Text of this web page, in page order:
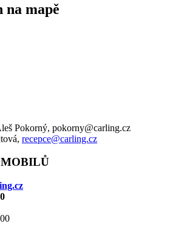
na mapě
Pokorný, pokorny@carling.cz
recepce@carling.cz